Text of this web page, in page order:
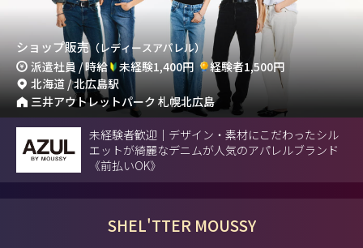
ショップ販売（レディースアパレル）
派遣社員 / 時給 未経験1,400円
経験者1,500円
北海道 / 北広島駅
三井アウトレットパーク 札幌北広島
未経験者歓迎｜デザイン・素材にこだわったシル
エットが綺麗なデニムが人気のアパレルブランド
《前払いOK》
SHEL'TTER MOUSSY